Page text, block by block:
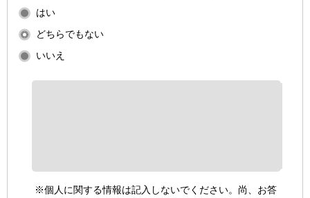
はい
どちらでもない
いいえ
※個人に関する情報は記入しないでください。尚、お答